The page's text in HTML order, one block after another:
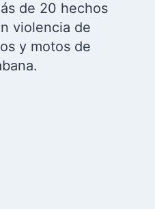
de 20 hechos
violencia de
y motos de